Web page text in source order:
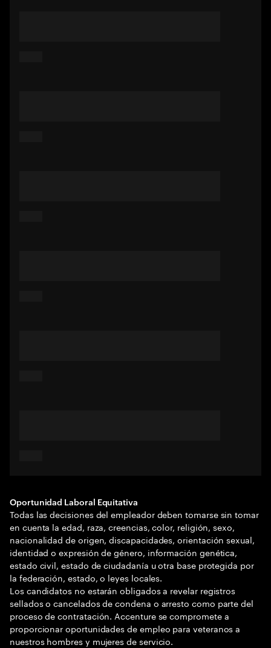
Oportunidad Laboral Equitativa
Todas las decisiones del empleador deben tomarse sin tomar
en cuenta la edad, raza, creencias, color, religión, sexo,
nacionalidad de origen, discapacidades, orientación sexual,
identidad o expresión de género, información genética,
estado civil, estado de ciudadanía u otra base protegida por
la federación, estado, o leyes locales.
Los candidatos no estarán obligados a revelar registros
sellados o cancelados de condena o arresto como parte del
proceso de contratación. Accenture se compromete a
proporcionar oportunidades de empleo para veteranos a
nuestros hombres y mujeres de servicio.